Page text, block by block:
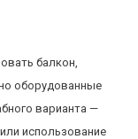
балкон,
оборудованные
варианта —
использование